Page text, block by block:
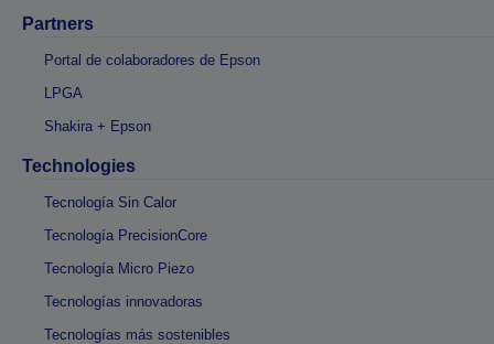
Partners
Portal de colaboradores de Epson
LPGA
Shakira + Epson
Technologies
Tecnología Sin Calor
Tecnología PrecisionCore
Tecnología Micro Piezo
Tecnologías innovadoras
Tecnologías más sostenibles